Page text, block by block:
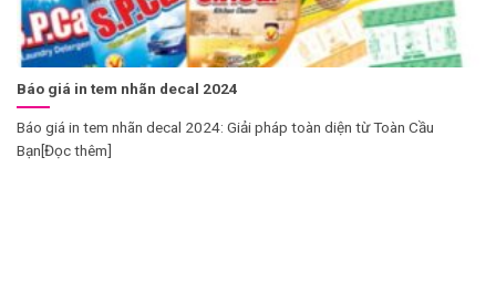
Báo giá in tem nhãn decal 2024
Báo giá in tem nhãn decal 2024: Giải pháp toàn diện từ Toàn Cầu
Bạn[Đọc thêm]